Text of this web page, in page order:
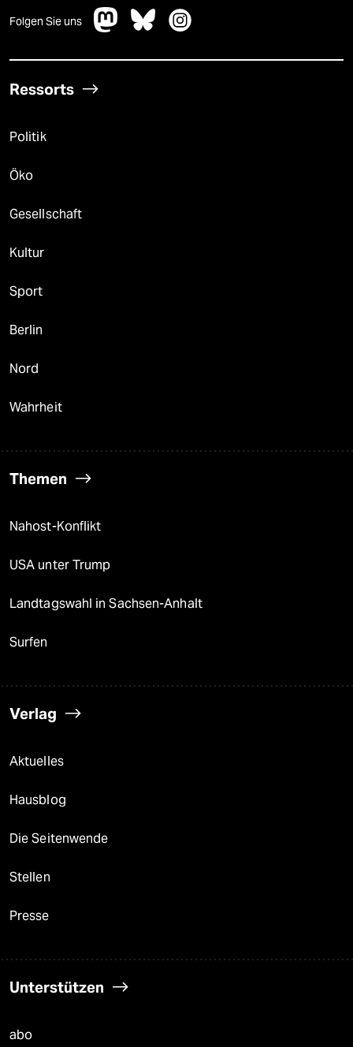
Folgen Sie uns
Ressorts
Politik
Öko
Gesellschaft
Kultur
Sport
Berlin
Nord
Wahrheit
Themen
Nahost-Konflikt
USA unter Trump
Landtagswahl in Sachsen-Anhalt
Surfen
Verlag
Aktuelles
Hausblog
Die Seitenwende
Stellen
Presse
Unterstützen
abo